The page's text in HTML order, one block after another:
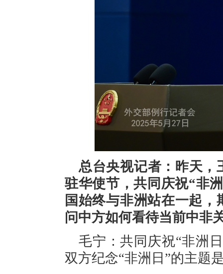
总台央视记者：昨天，
驻华使节，共同庆祝“非
国始终与非洲站在一起
问中方如何看待当前中非
毛宁：共同庆祝“非洲
双方纪念“非洲日”的主题